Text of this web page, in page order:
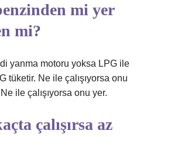
mi yer
mi?
yanma motoru yoksa LPG ile
tüketir. Ne ile çalışıyorsa onu
ile çalışıyorsa onu yer.
çalışırsa az